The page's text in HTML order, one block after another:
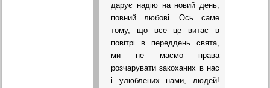
дарує надію на новий день,
повний любові. Ось саме
тому, що все це витає в
повітрі в переддень свята,
ми не маємо права
розчарувати закоханих в нас
і улюблених нами, людей!